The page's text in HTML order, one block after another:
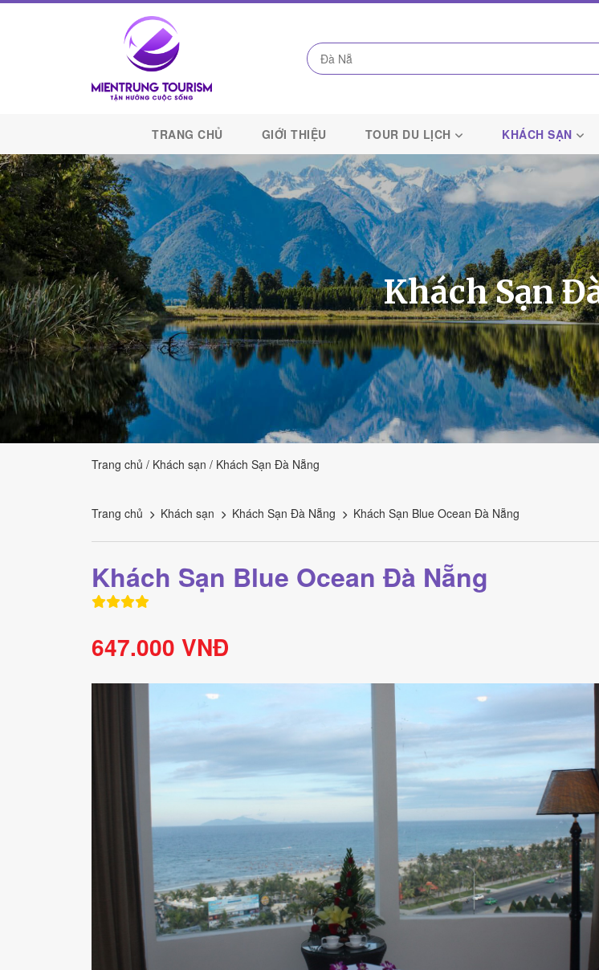
Lịch
Kết
Nối
Di
Sản
Miền
Trung
-
Miền
Trung
Tourism
TRANG CHỦ GIỚI THIỆU TOUR DU LỊCH KHÁCH SẠN
Khách Sạn
Trang chủ Khách sạn Khách Sạn Đà Nẵng
Trang chủ Khách sạn Khách Sạn Đà Nẵng Khách Sạn Blue Ocean Đà Nẵng
Khách Sạn Blue Ocean Đà Nẵng
647.000 VNĐ